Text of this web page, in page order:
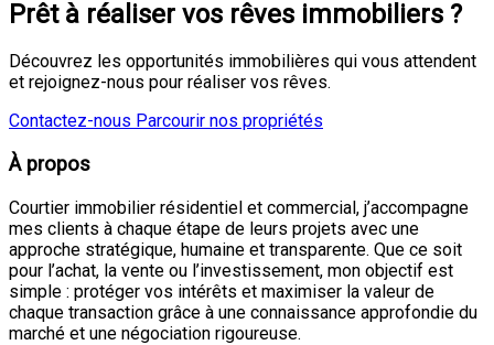
Prêt à réaliser vos rêves immobiliers ?
Découvrez les opportunités immobilières qui vous attendent
et rejoignez-nous pour réaliser vos rêves.
Contactez-nous Parcourir nos propriétés
À propos
Courtier immobilier résidentiel et commercial, j’accompagne
mes clients à chaque étape de leurs projets avec une
approche stratégique, humaine et transparente. Que ce soit
pour l’achat, la vente ou l’investissement, mon objectif est
simple : protéger vos intérêts et maximiser la valeur de
chaque transaction grâce à une connaissance approfondie du
marché et une négociation rigoureuse.